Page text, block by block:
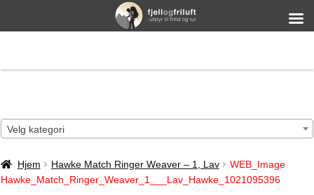
Velg kategori
Hjem Hawke Match Ringer Weaver – 1, Lav
WEB_Image
Hawke_Match_Ringer_Weaver_1___Lav_Hawke_1021095396